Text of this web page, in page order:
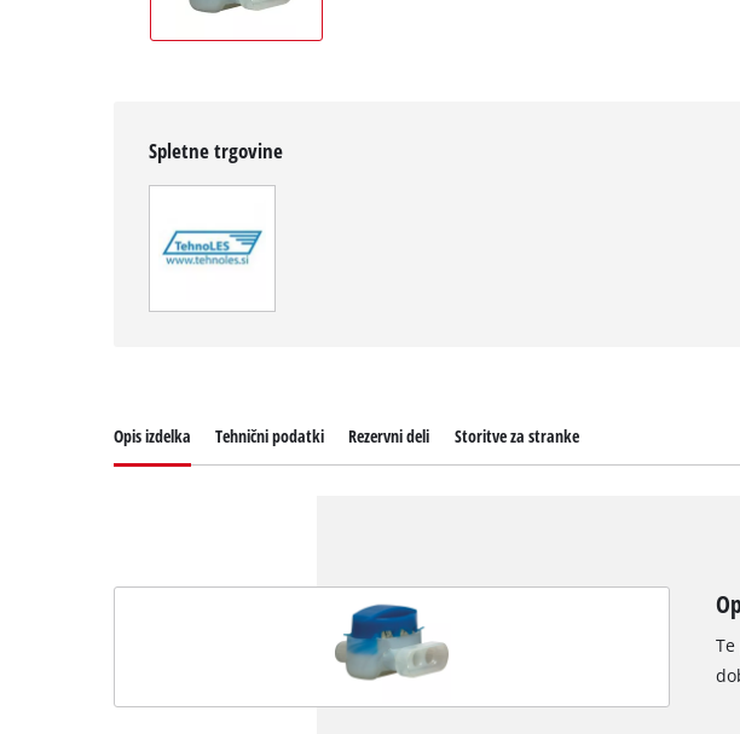
Spletne trgovine
Opis izdelka Tehnični podatki Rezervni deli Storitve za stranke